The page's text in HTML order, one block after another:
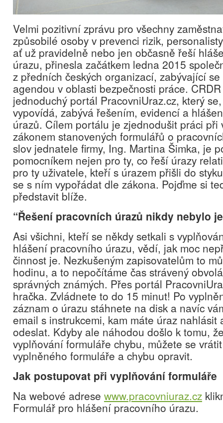
Velmi pozitivní zprávu pro všechny
způsobilé osoby v prevenci rizik,
ať už pravidelně nebo jen občasně řeší
úrazu, přinesla začátkem ledna 2015
z předních českých organizací, zabývající
agendou v oblasti bezpečnosti práce.
jednoduchý portál PracovniUraz.cz, který
vypovídá, zabývá řešením, evidencí a
úrazů. Cílem portálu je zjednodušit práci při
zákonem stanovených formulářů o
slov jednatele firmy, Ing. Martina Šimka, je
pomocníkem nejen pro ty, co řeší úrazy
pro ty uživatele, kteří s úrazem přišli do
se s ním vypořádat dle zákona. Pojďme si
představit blíže.
“Řešení pracovních úrazů nikdy nebylo
Asi všichni, kteří se někdy setkali s
hlášení pracovního úrazu, vědí, jak moc
činnost je. Nezkušeným zapisovatelům to
hodinu, a to nepočítáme čas strávený
správných známých. Přes portál
hračka. Zvládnete to do 15 minut! Po
záznam o úrazu stáhnete na disk a navíc
email s instrukcemi, kam máte úraz nahlásit
odeslat. Kdyby ale náhodou došlo k tomu,
vyplňování formuláře chybu, můžete se
vyplněného formuláře a chybu opravit.
Jak postupovat při vyplňování formuláře
Na webové adrese www.pracovniuraz.cz
Formulář pro hlášení pracovního úrazu.